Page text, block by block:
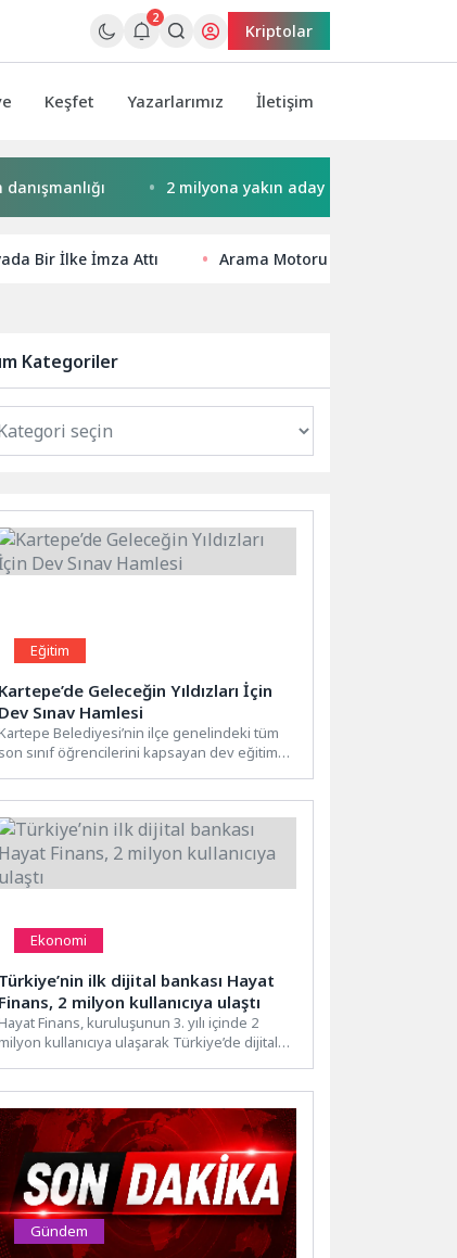
2
Kriptolar
Keşfet Yazarlarımız İletişim
2 milyona yakın aday bu testi çözdü…
Bir İlke İmza Attı Arama Motoru Optimizasyonu
Kategoriler
Eğitim
Kartepe’de Geleceğin Yıldızları İçin
Dev Sınav Hamlesi
Belediyesi’nin ilçe genelindeki tüm
son sınıf öğrencilerini kapsayan dev eğitim
Ekonomi
Türkiye’nin ilk dijital bankası Hayat
Finans, 2 milyon kullanıcıya ulaştı
Finans, kuruluşunun 3. yılı içinde 2
kullanıcıya ulaşarak Türkiye’de dijital
Gündem